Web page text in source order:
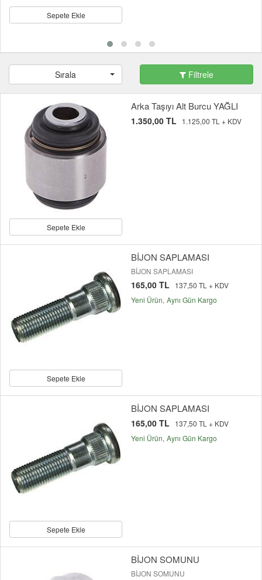
Sepete Ekle
Sırala Filtrele
Sepete Ekle
Arka Taşıyı Alt Burcu YAĞLI
1.350,00 TL 1.125,00 TL + KDV
Sepete Ekle
BİJON SAPLAMASI
BİJON SAPLAMASI
165,00 TL
137,50 TL + KDV
Yeni Ürün Aynı Gün Kargo
Sepete Ekle
BİJON SAPLAMASI
165,00 TL
137,50 TL + KDV
Yeni Ürün Aynı Gün Kargo
BİJON SOMUNU
BİJON SOMUNU